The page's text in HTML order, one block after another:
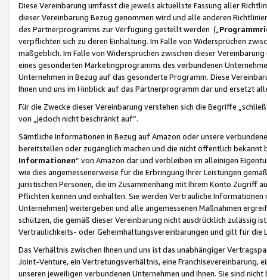
Diese Vereinbarung umfasst die jeweils aktuellste Fassung aller
dieser Vereinbarung Bezug genommen wird und alle anderen
des Partnerprogramms zur Verfügung gestellt werden („
verpflichten sich zu deren Einhaltung. Im Falle von Widersprüchen
maßgeblich. Im Falle von Widersprüchen zwischen dieser
eines gesonderten Marketingprogramms des verbundenen
Unternehmen in Bezug auf das gesonderte Programm. Diese
Ihnen und uns im Hinblick auf das Partnerprogramm dar und ersetzt
Für die Zwecke dieser Vereinbarung verstehen sich die Begriffe
von „jedoch nicht beschränkt auf“.
Sämtliche Informationen in Bezug auf Amazon oder unsere
bereitstellen oder zugänglich machen und die nicht öffentlich
Informationen“ von Amazon dar und verbleiben im alleinigen
wie dies angemessenerweise für die Erbringung Ihrer Leistungen
juristischen Personen, die im Zusammenhang mit Ihrem Konto
Pflichten kennen und einhalten. Sie werden Vertrauliche
Unternehmen) weitergeben und alle angemessenen Maßnahmen
schützen, die gemäß dieser Vereinbarung nicht ausdrücklich zulässig
Vertraulichkeits- oder Geheimhaltungsvereinbarungen und gilt für die
Das Verhältnis zwischen Ihnen und uns ist das unabhängiger
Joint-Venture, ein Vertretungsverhältnis, eine Franchisevereinbarung,
unseren jeweiligen verbundenen Unternehmen und Ihnen. Sie sind